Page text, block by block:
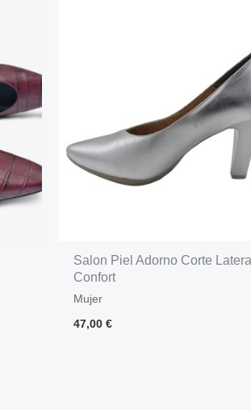
Salon Piel Adorno Corte Lateral
Confort
Mujer
47,00 €